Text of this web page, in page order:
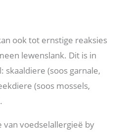
ook tot ernstige reaksies
lewenslank. Dit is in
(soos garnale,
(soos mossels,
voedselallergieë by